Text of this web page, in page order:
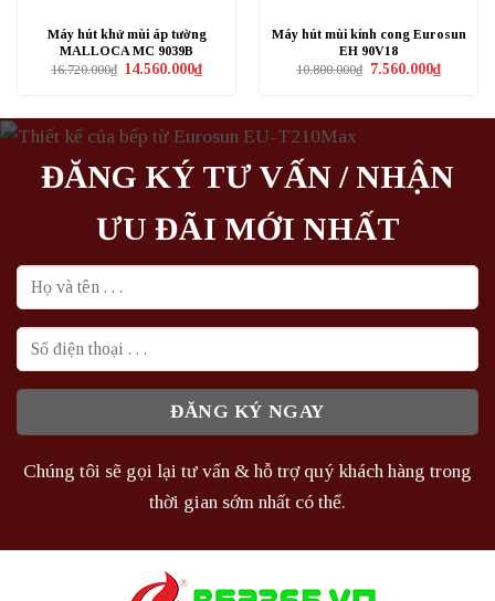
Máy hút khử mùi áp tường
MALLOCA MC 9039B
16.720.000₫ Giá
14.560.000₫Giá
hiện
14.560.000₫.
Máy hút mùi kính cong Eurosun
EH 90V18
10.800.000₫ Giá
7.560.000₫Giá
hiện
ĐĂNG KÝ TƯ VẤN / NHẬN
ƯU ĐÃI MỚI NHẤT
Chúng tôi sẽ gọi lại tư vấn & hỗ trợ quý khách hàng trong
thời gian sớm nhất có thể.